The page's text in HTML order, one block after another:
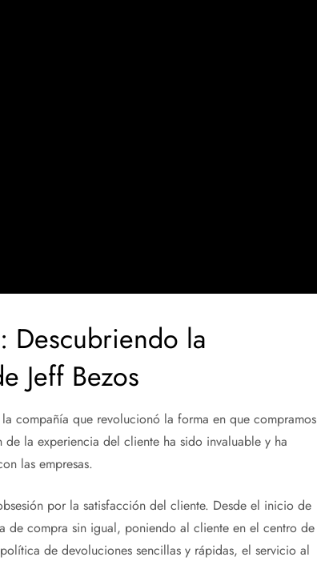
Descubriendo la
Jeff Bezos
compañía que revolucionó la forma en que compramos
la experiencia del cliente ha sido invaluable y ha
las empresas.
por la satisfacción del cliente. Desde el inicio de
de compra sin igual, poniendo al cliente en el centro de
de devoluciones sencillas y rápidas, el servicio al